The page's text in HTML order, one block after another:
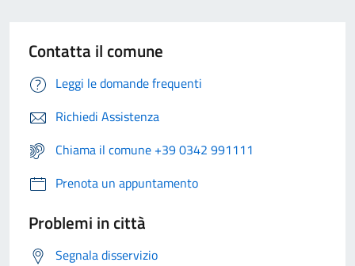
Contatta il comune
Leggi le domande frequenti
Richiedi Assistenza
Chiama il comune +39 0342 991111
Prenota un appuntamento
Problemi in città
Segnala disservizio